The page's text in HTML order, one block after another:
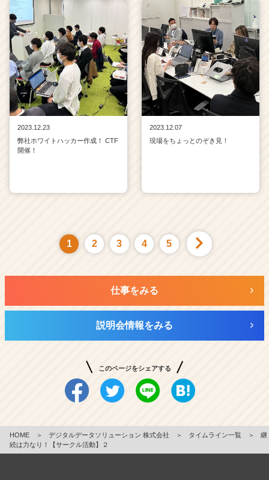
2023.12.23
弊社ホワイトハッカー作成！ CTF
開催！
2023.12.07
現場をちょっとのぞき見！
1 2 3 4 5
仕事をみる
説明会情報をみる
このページをシェアする
HOME ＞ デジタルデータソリューション 株式会社 ＞ タイムライン一覧 ＞
継
続は力なり！【サークル活動】２